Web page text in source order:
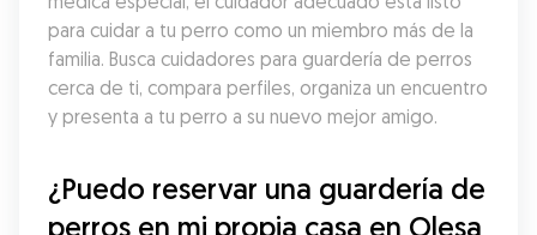
para cuidar a tu perro como un miembro más de la
familia. Busca cuidadores para guardería de perros
cerca de ti, compara perfiles, organiza un encuentro
y presenta a tu perro a su nuevo mejor amigo.
¿Puedo reservar una guardería de
perros en mi propia casa en Olesa